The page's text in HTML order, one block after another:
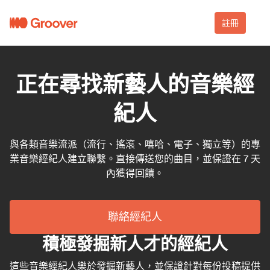
註冊
正在尋找新藝人的音樂經
紀人
與各類音樂流派（流行、搖滾、嘻哈、電子、獨立等）的專
業音樂經紀人建立聯繫。直接傳送您的曲目，並保證在 7 天
內獲得回饋。
聯絡經紀人
積極發掘新人才的經紀人
這些音樂經紀人樂於發掘新藝人，並保證針對每份投稿提供